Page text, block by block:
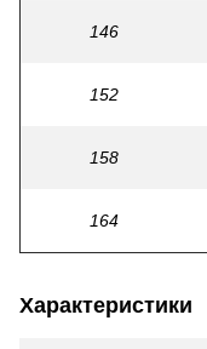
146
152
158
164
Характеристики